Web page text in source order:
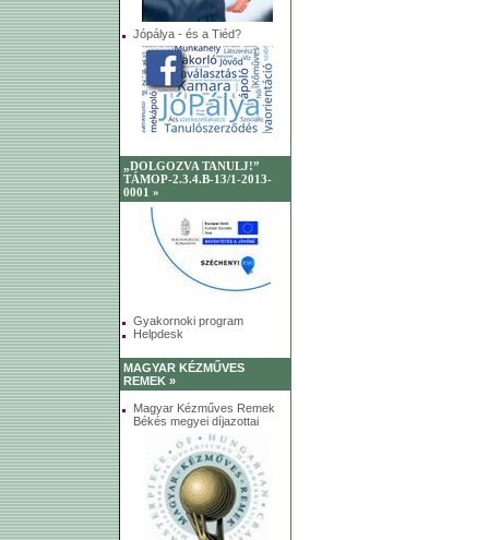
Jópálya - és a Tiéd?
„DOLGOZVA TANULJ!”
TÁMOP-2.3.4.B-13/1-2013-
0001 »
Gyakornoki program
Helpdesk
MAGYAR KÉZMŰVES
REMEK »
Magyar Kézműves Remek
Békés megyei díjazottai